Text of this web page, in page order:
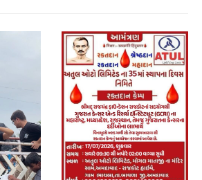
સિનેમામાં પોતાની નવી ઇનિંગ્સની શરૂઆત કરી
Theme. All Rights Reserved 2026.